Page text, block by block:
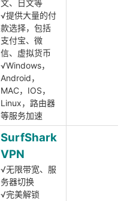
文、日文等
√提供大量的付
款选择，包括
支付宝、微
信、虚拟货币
√Windows，
Android，
MAC，IOS，
Linux，路由器
等服务加速
SurfShark
VPN
√无限带宽、服
务器切换
√完美解锁